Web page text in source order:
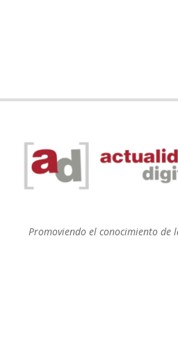
Promoviendo el conocimiento de